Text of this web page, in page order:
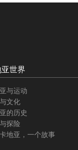
世界
与运动
文化
的历史
探险
地亚，一个故事